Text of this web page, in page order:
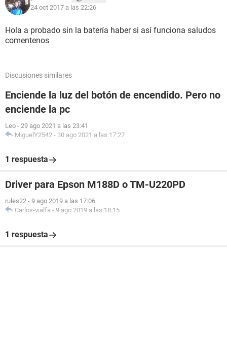
24 oct 2017 a las 22:26
Hola a probado sin la batería haber si así funciona saludos
comentenos
Discusiones similares
Enciende la luz del botón de encendido. Pero no
enciende la pc
Leo - 29 ago 2021 a las 23:41
MiguelY2542 - 30 ago 2021 a las 17:27
1 respuesta
Driver para Epson M188D o TM-U220PD
rules22 - 9 ago 2019 a las 17:06
Carlos-vialfa - 9 ago 2019 a las 18:15
1 respuesta